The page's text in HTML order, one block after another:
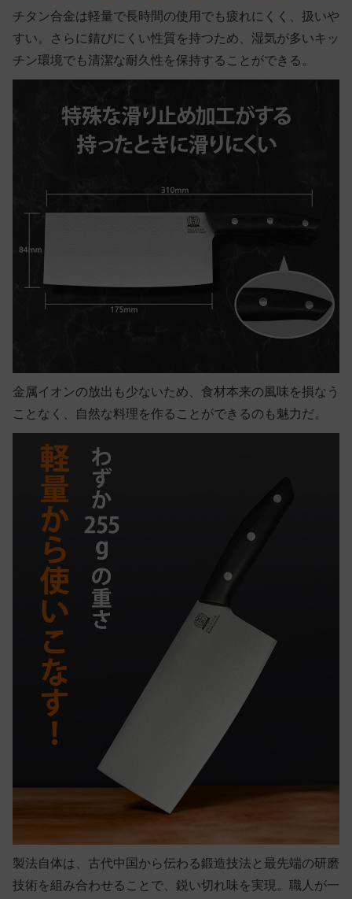
チタン合金は軽量で長時間の使用でも疲れにくく、扱いや
すい。さらに錆びにくい性質を持つため、湿気が多いキッ
チン環境でも清潔な耐久性を保持することができる。
金属イオンの放出も少ないため、食材本来の風味を損なう
ことなく、自然な料理を作ることができるのも魅力だ。
製法自体は、古代中国から伝わる鍛造技法と最先端の研磨
技術を組み合わせることで、鋭い切れ味を実現。職人が一